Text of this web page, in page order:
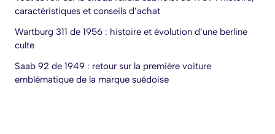
caractéristiques et conseils d’achat
Wartburg 311 de 1956 : histoire et évolution d’une berline
culte
Saab 92 de 1949 : retour sur la première voiture
emblématique de la marque suédoise